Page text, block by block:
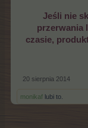
Jeśli nie
przerwania
czasie,
20 sierpnia 2014
monikaf lubi to.